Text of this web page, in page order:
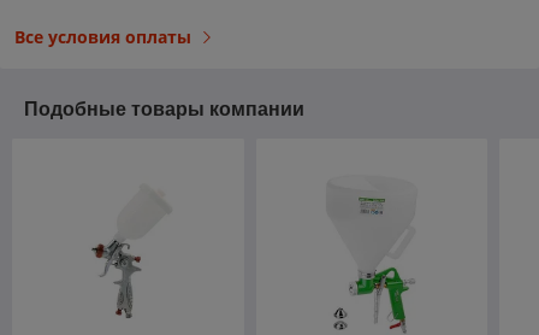
Все условия оплаты
Подобные товары компании